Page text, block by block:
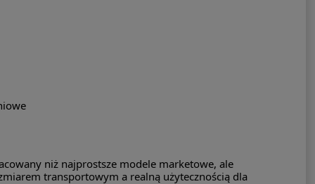
niż najprostsze modele marketowe, ale
transportowym a realną użytecznością dla